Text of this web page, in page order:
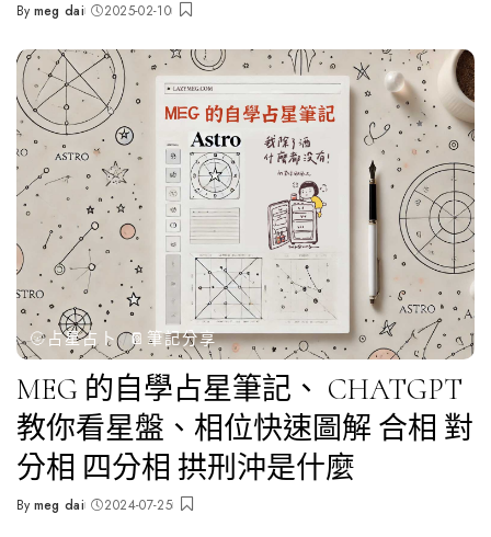
Posted
By meg dai 2025-02-10
🌝占星占卜 📔筆記分享
MEG 的自學占星筆記、 CHATGPT
教你看星盤、相位快速圖解 合相 對
分相 四分相 拱刑沖是什麼
Posted
By meg dai 2024-07-25